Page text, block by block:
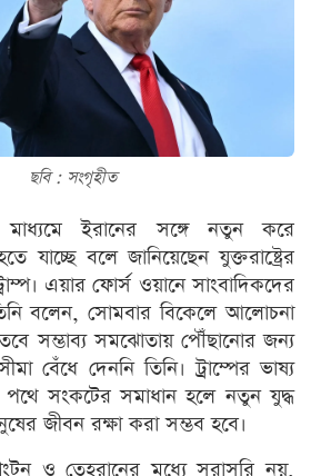
ছবি : সংগৃহীত
মাধ্যমে ইরানের সঙ্গে নতুন করে
বলে জানিয়েছেন যুক্তরাষ্ট্রের
এয়ার ফোর্স ওয়ানে সাংবাদিকদের
বলেন, সোমবার বিকেলে আলোচনা
সম্ভাব্য সমঝোতায় পৌঁছানোর জন্য
বেঁধে দেননি তিনি। ট্রাম্পের ভাষ্য
সংকটের সমাধান হলে নতুন যুদ্ধ
জীবন রক্ষা করা সম্ভব হবে।
ও তেহরানের মধ্যে সরাসরি নয়,